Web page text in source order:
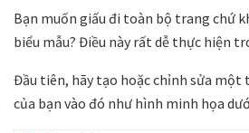
Bạn muốn giấu đi toàn bộ trang chứ
biểu mẫu? Điều này rất dễ thực hiện
Đầu tiên, hãy tạo hoặc chỉnh sửa một
của bạn vào đó như hình minh họa